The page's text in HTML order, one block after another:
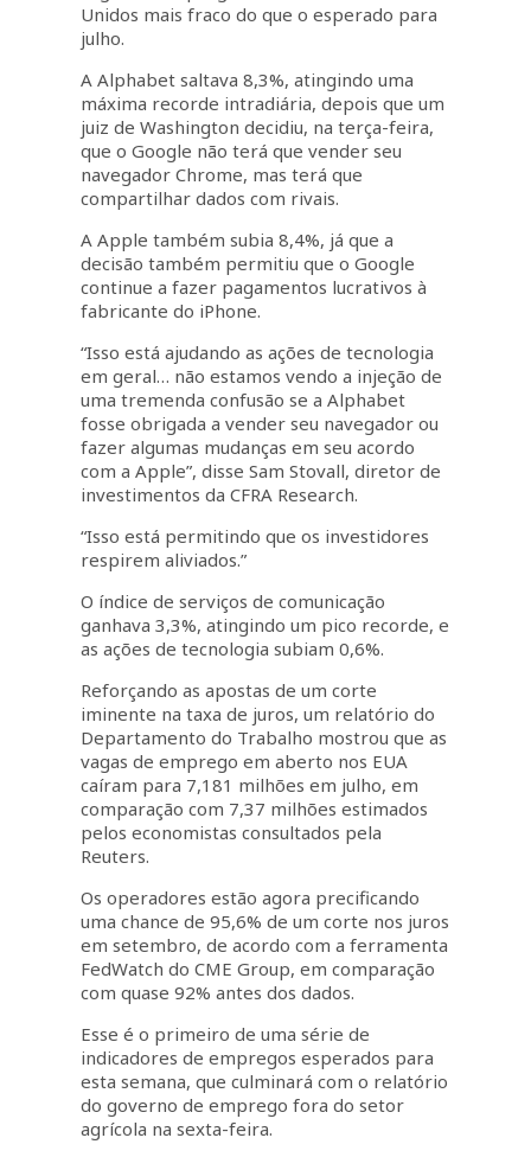
Unidos mais fraco do que o esperado para
julho.
A Alphabet saltava 8,3%, atingindo uma
máxima recorde intradiária, depois que um
juiz de Washington decidiu, na terça-feira,
que o Google não terá que vender seu
navegador Chrome, mas terá que
compartilhar dados com rivais.
A Apple também subia 8,4%, já que a
decisão também permitiu que o Google
continue a fazer pagamentos lucrativos à
fabricante do iPhone.
“Isso está ajudando as ações de tecnologia
em geral… não estamos vendo a injeção de
uma tremenda confusão se a Alphabet
fosse obrigada a vender seu navegador ou
fazer algumas mudanças em seu acordo
com a Apple”, disse Sam Stovall, diretor de
investimentos da CFRA Research.
“Isso está permitindo que os investidores
respirem aliviados.”
O índice de serviços de comunicação
ganhava 3,3%, atingindo um pico recorde, e
as ações de tecnologia subiam 0,6%.
Reforçando as apostas de um corte
iminente na taxa de juros, um relatório do
Departamento do Trabalho mostrou que as
vagas de emprego em aberto nos EUA
caíram para 7,181 milhões em julho, em
comparação com 7,37 milhões estimados
pelos economistas consultados pela
Reuters.
Os operadores estão agora precificando
uma chance de 95,6% de um corte nos juros
em setembro, de acordo com a ferramenta
FedWatch do CME Group, em comparação
com quase 92% antes dos dados.
Esse é o primeiro de uma série de
indicadores de empregos esperados para
esta semana, que culminará com o relatório
do governo de emprego fora do setor
agrícola na sexta-feira.